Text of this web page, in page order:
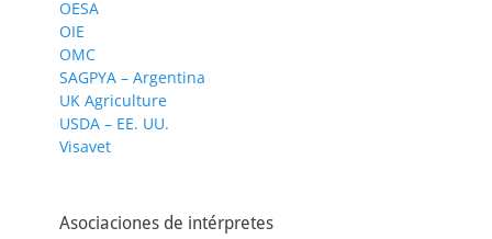
OESA
OIE
OMC
SAGPYA – Argentina
UK Agriculture
USDA – EE. UU.
Visavet
Asociaciones de intérpretes